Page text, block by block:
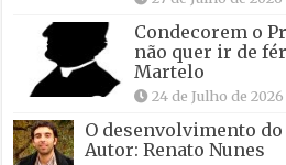
Condecorem o
não quer ir de
Martelo
24 de Julho de 2026
O desenvolvimento do
Autor: Renato Nunes